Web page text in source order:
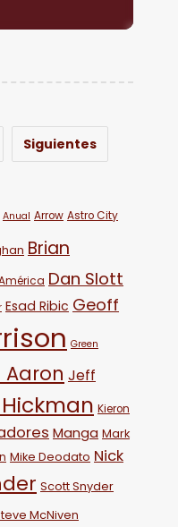
Siguientes
Anual Arrow Astro City
Brian
Dan Slott
Esad Ribic Geoff
Green
Aaron Jeff
Kieron
Manga Mark
Mike Deodato Nick
Scott Snyder
McNiven